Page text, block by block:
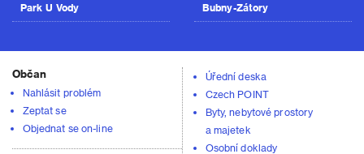
Park U Vody Bubny-Zátory
Občan
Nahlásit problém
Zeptat se
Objednat se on-line
Úřední deska
Czech POINT
Byty, nebytové prostory
a majetek
Osobní doklady